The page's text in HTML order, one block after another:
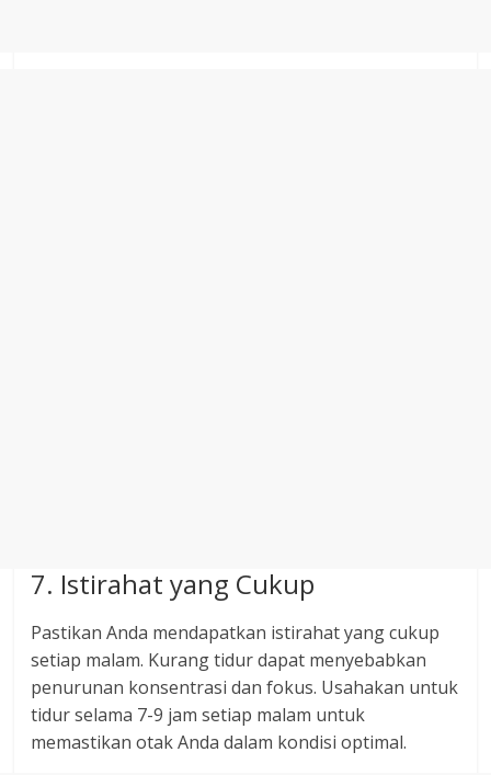
7. Istirahat yang Cukup
Pastikan Anda mendapatkan istirahat yang cukup
setiap malam. Kurang tidur dapat menyebabkan
penurunan konsentrasi dan fokus. Usahakan untuk
tidur selama 7-9 jam setiap malam untuk
memastikan otak Anda dalam kondisi optimal.